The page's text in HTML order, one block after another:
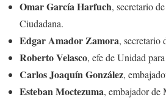
Omar García Harfuch, secretario
Ciudadana.
Edgar Amador Zamora, secretario
Roberto Velasco, efe de Unidad
Carlos Joaquín González,
Esteban Moctezuma, embajador